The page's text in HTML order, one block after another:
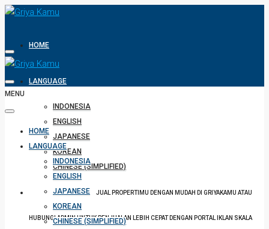
HOME
LANGUAGE
INDONESIA
ENGLISH
JAPANESE
KOREAN
CHINESE (SIMPLIFIED)
JUAL PROPERTIMU JUAL PROPERTIMU DENGAN MUDAH DI GRIYAKAMU ATAU
HUBUNGI ADMIN UNTUK PENJUALAN LEBIH CEPAT DENGAN PORTAL IKLAN SKALA
MENU
HOME
LANGUAGE
INDONESIA
ENGLISH
JAPANESE
KOREAN
CHINESE (SIMPLIFIED)